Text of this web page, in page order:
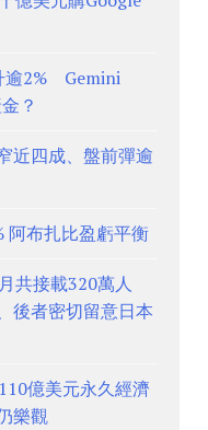
逾2% Gemini
？
近四成、盤前彈逾
阿布扎比盈虧平衡
共接載320萬人
後者密切留意日本
億美元永久經濟
樂觀